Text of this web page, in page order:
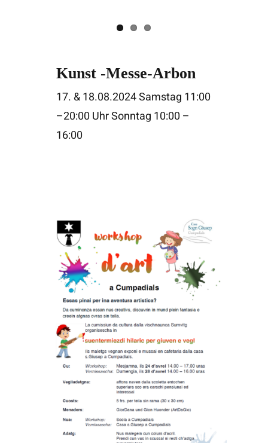
Kunst -Messe-Arbon
17. & 18.08.2024 Samstag 11:00
–20:00 Uhr Sonntag 10:00 –
16:00